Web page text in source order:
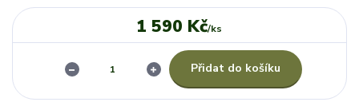
1 590 Kč/ks
Přidat do košíku